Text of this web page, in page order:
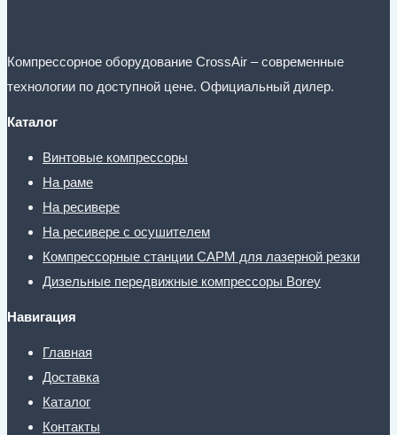
Компрессорное оборудование CrossAir – современные
технологии по доступной цене. Официальный дилер.
Каталог
Винтовые компрессоры
На раме
На ресивере
На ресивере с осушителем
Компрессорные станции CAPM для лазерной резки
Дизельные передвижные компрессоры Borey
Навигация
Главная
Доставка
Каталог
Контакты